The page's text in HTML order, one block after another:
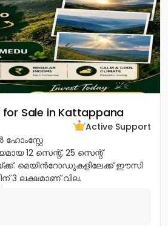
for Sale in Kattappana
Active Support
ഹോംസ്റ്റേ
12 സെന്റ്, 25 സെന്റ്
മെയിൻറോഡുകളിലേക്ക് ഈസി
3 ലക്ഷമാണ് വില.